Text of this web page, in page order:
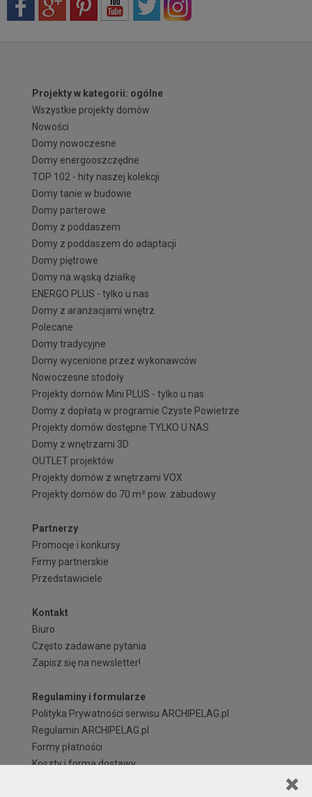
Projekty w kategorii: ogólne
Wszystkie projekty domów
Nowości
Domy nowoczesne
Domy energooszczędne
TOP 102 - hity naszej kolekcji
Domy tanie w budowie
Domy parterowe
Domy z poddaszem
Domy z poddaszem do adaptacji
Domy piętrowe
Domy na wąską działkę
ENERGO PLUS - tylko u nas
Domy z aranżacjami wnętrz
Polecane
Domy tradycyjne
Domy wycenione przez wykonawców
Nowoczesne stodoły
Projekty domów Mini PLUS - tylko u nas
Domy z dopłatą w programie Czyste Powietrze
Projekty domów dostępne TYLKO U NAS
Domy z wnętrzami 3D
OUTLET projektów
Projekty domów z wnętrzami VOX
Projekty domów do 70 m² pow. zabudowy
Partnerzy
Promocje i konkursy
Firmy partnerskie
Przedstawiciele
Kontakt
Biuro
Często zadawane pytania
Zapisz się na newsletter!
Regulaminy i formularze
Polityka Prywatności serwisu ARCHIPELAG.pl
Regulamin ARCHIPELAG.pl
Formy płatności
Koszty i forma dostawy